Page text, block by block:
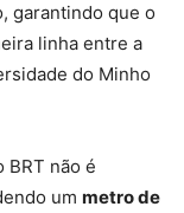
garantindo que o
linha entre a
do Minho
BRT não é
um metro de